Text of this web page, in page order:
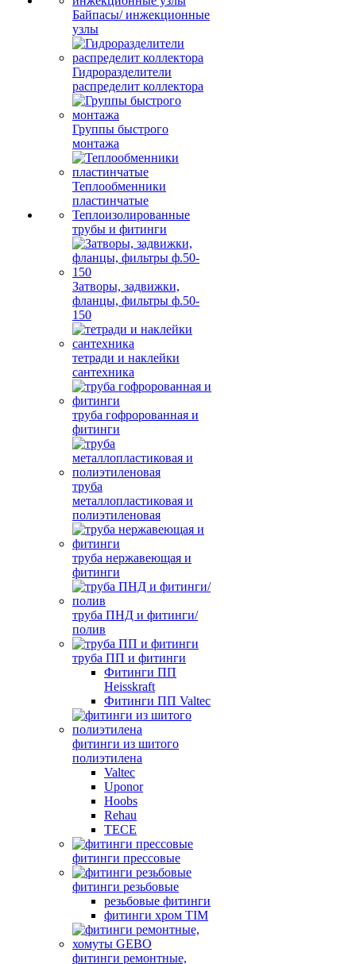
Байпасы/ инжекционные
узлы
Гидроразделители
распределит коллектора
Группы быстрого
монтажа
Теплообменники
пластинчатые
Теплоизолированные
трубы и фитинги
Затворы, задвижки,
фланцы, фильтры ф.50-
150
тетради и наклейки
сантехника
труба гофророванная и
фитинги
труба
металлопластиковая и
полиэтиленовая
труба нержавеющая и
фитинги
труба ПНД и фитинги/
полив
труба ПП и фитинги
Фитинги ПП
Heisskraft
Фитинги ПП Valtec
фитинги из шитого
полиэтилена
Valtec
Uponor
Hoobs
Rehau
TECE
фитинги прессовые
фитинги резьбовые
резьбовые фитинги
фитинги хром TIM
фитинги ремонтные,